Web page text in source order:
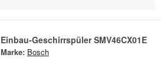
Einbau-Geschirrspüler SMV46CX01E
Marke: Bosch